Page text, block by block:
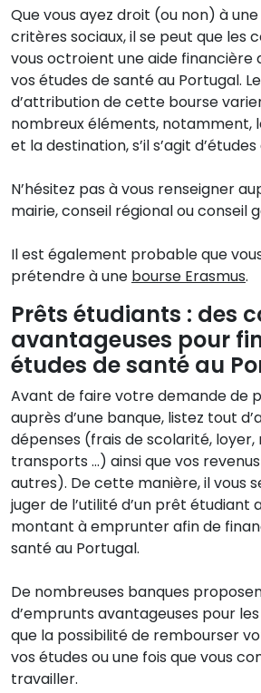
Que vous ayez droit (ou non) à
critères sociaux, il se peut que les
vous octroient une aide financière
vos études de santé au Portugal.
d’attribution de cette bourse
nombreux éléments, notamment,
et la destination, s’il s’agit
N’hésitez pas à vous renseigner
mairie, conseil régional ou conseil
Il est également probable que
prétendre à une bourse Erasmus.
Prêts étudiants : des
avantageuses pour
études de santé au
Avant de faire votre demande de
auprès d’une banque, listez tout
dépenses (frais de scolarité, loyer,
transports …) ainsi que vos
autres). De cette manière, il vous
juger de l’utilité d’un prêt étudiant
montant à emprunter afin de
santé au Portugal.
De nombreuses banques
d’emprunts avantageuses pour
que la possibilité de rembourser
vos études ou une fois que vous
travailler.